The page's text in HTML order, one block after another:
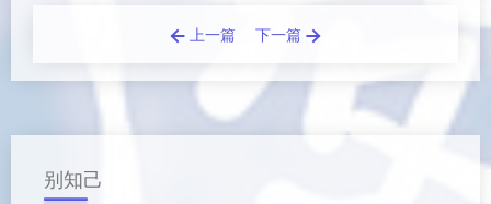
上一篇 下一篇
别知己